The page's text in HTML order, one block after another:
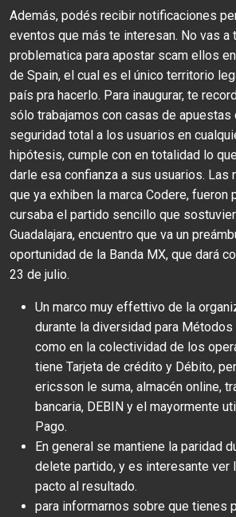
Además, podés recibir notificaciones
eventos que más te interesan. No vas a
problematica para apostar scam ellos
de Spain, el cual es el único territorio
país pra hacerlo. Para inaugurar, te
sólo trabajamos con casas de apuestas
seguridad total a los usuarios en
hipótesis, cumple con en totalidad lo
darle esa confianza a sus usuarios. Las
que ya exhiben la marca Codere, fueron
cursaba el partido sencillo que
Guadalajara, encuentro que va un
oportunidad de la Banda MX, que dará
23 de julio.
Un marco muy effettivo de la
durante la diversidad para
como en la colectividad de los
tiene Tarjeta de crédito y Débito,
ericsson le suma, almacén online,
bancaria, DEBIN y el mayormente
Pago.
En general se mantiene la paridad
delete partido, y es interesante ver
pacto al resultado.
para informarnos sobre que tienes